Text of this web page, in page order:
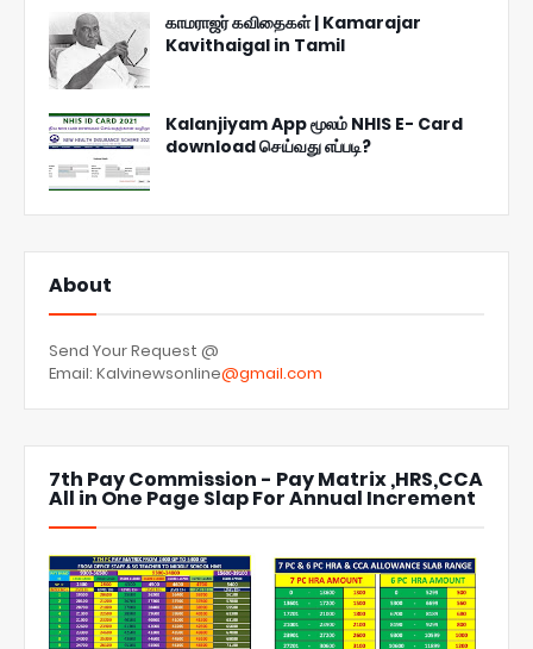
காமராஜர் கவிதைகள் | Kamarajar
Kavithaigal in Tamil
Kalanjiyam App மூலம் NHIS E- Card
download செய்வது எப்படி?
About
Send Your Request @
Email: Kalvinewsonline@gmail.com
7th Pay Commission - Pay Matrix ,HRS,CCA
All in One Page Slap For Annual Increment